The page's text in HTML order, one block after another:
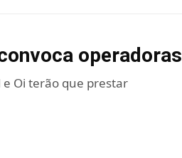
operadoras
e Oi terão que prestar